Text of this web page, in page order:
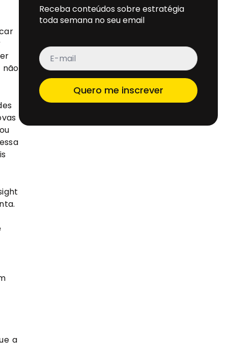
a
Receba conteúdos sobre estratégia
toda semana no seu email
E-
mail
*
Quero me inscrever